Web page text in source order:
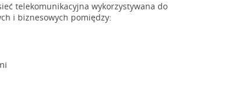
telekomunikacyjna wykorzystywana do
i biznesowych pomiędzy: